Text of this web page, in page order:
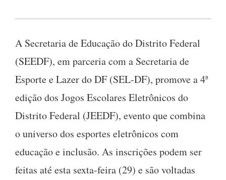
A Secretaria de Educação do Distrito Federal
(SEEDF), em parceria com a Secretaria de
Esporte e Lazer do DF (SEL-DF), promove a 4ª
edição dos Jogos Escolares Eletrônicos do
Distrito Federal (JEEDF), evento que combina
o universo dos esportes eletrônicos com
educação e inclusão. As inscrições podem ser
feitas até esta sexta-feira (29) e são voltadas